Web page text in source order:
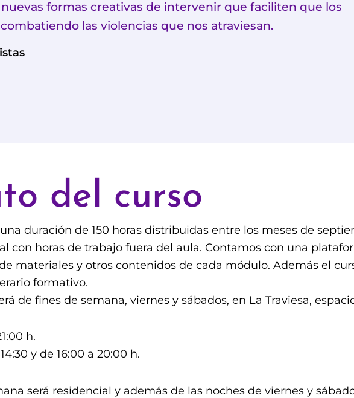
formas creativas de intervenir que faciliten que los
las violencias que nos atraviesan.
del curso
duración de 150 horas distribuidas entre los meses de
con horas de trabajo fuera del aula. Contamos con una
materiales y otros contenidos de cada módulo. Además el
formativo.
de fines de semana, viernes y sábados, en La Traviesa,
h.
y de 16:00 a 20:00 h.
será residencial y además de las noches de viernes y